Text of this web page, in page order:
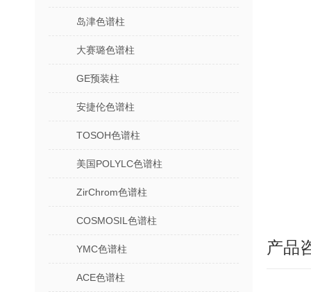
岛津色谱柱
大赛璐色谱柱
GE预装柱
安捷伦色谱柱
TOSOH色谱柱
美国POLYLC色谱柱
ZirChrom色谱柱
COSMOSIL色谱柱
YMC色谱柱
ACE色谱柱
产品